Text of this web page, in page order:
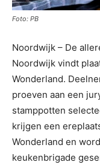
Foto: PB
Noordwijk – De
Noordwijk vindt
Wonderland.
proeven aan een
stamppotten
krijgen een
Wonderland en
keukenbrigade